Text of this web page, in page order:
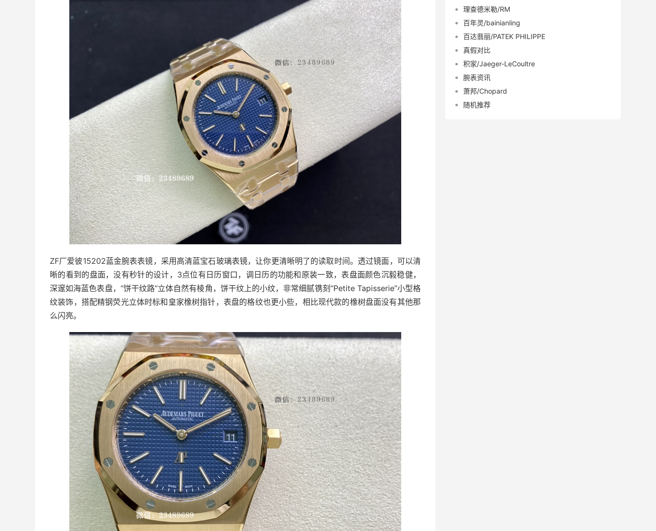
ZF厂爱彼15202蓝金腕表表镜，采用高清蓝宝石玻璃表镜，让你更清晰明了的读取时间。透过镜面，可以清
晰的看到的盘面，没有秒针的设计，3点位有日历窗口，调日历的功能和原装一致，表盘面颜色沉毅稳健，
深邃如海蓝色表盘，“饼干纹路”立体自然有棱角，饼干纹上的小纹，非常细腻镌刻“Petite Tapisserie”小型格
纹装饰，搭配精钢荧光立体时标和皇家橡树指针，表盘的格纹也更小些，相比现代款的橡树盘面没有其他那
么闪亮。
理查德米勒/RM
百年灵/bainianling
百达翡丽/PATEK PHILIPPE
真假对比
积家/Jaeger-LeCoultre
腕表资讯
萧邦/Chopard
随机推荐